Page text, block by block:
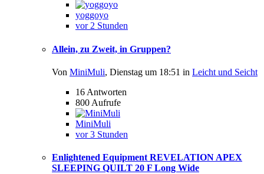
yoggoyo
vor 2 Stunden
Allein, zu Zweit, in Gruppen?
Von MiniMuli, Dienstag um 18:51 in Leicht und Seicht
16 Antworten
800 Aufrufe
MiniMuli
vor 3 Stunden
Enlightened Equipment REVELATION APEX
SLEEPING QUILT 20 F Long Wide